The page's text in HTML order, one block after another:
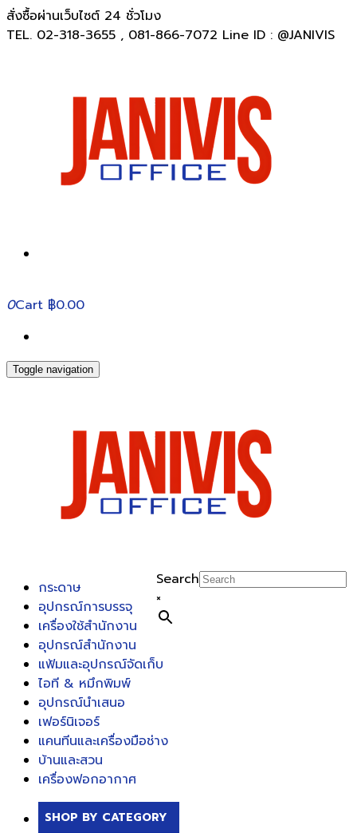
สั่งซื้อผ่านเว็บไซต์ 24 ชั่วโมง
TEL. 02-318-3655 , 081-866-7072 Line ID : @JANIVIS
0Cart ฿0.00
Toggle navigation
Search
×
กระดาษ
อุปกรณ์การบรรจุ
เครื่องใช้สำนักงาน
อุปกรณ์สำนักงาน
แฟ้มและอุปกรณ์จัดเก็บ
ไอที & หมึกพิมพ์
อุปกรณ์นำเสนอ
เฟอร์นิเจอร์
แคนทีนและเครื่องมือช่าง
บ้านและสวน
เครื่องฟอกอากาศ
SHOP BY CATEGORY